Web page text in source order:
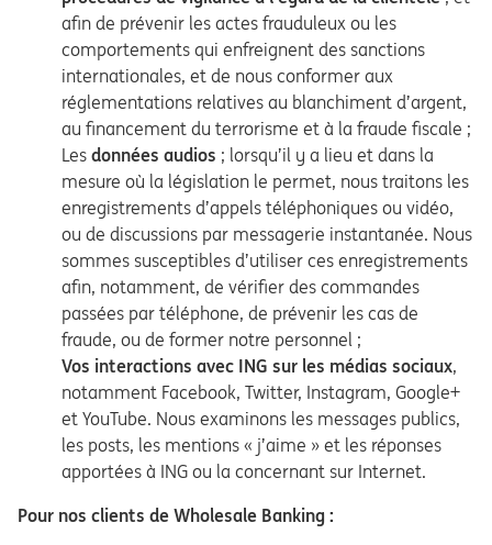
afin de prévenir les actes frauduleux ou les
comportements qui enfreignent des sanctions
internationales, et de nous conformer aux
réglementations relatives au blanchiment d’argent,
au financement du terrorisme et à la fraude fiscale ;
Les données audios ; lorsqu’il y a lieu et dans la
mesure où la législation le permet, nous traitons les
enregistrements d’appels téléphoniques ou vidéo,
ou de discussions par messagerie instantanée. Nous
sommes susceptibles d’utiliser ces enregistrements
afin, notamment, de vérifier des commandes
passées par téléphone, de prévenir les cas de
fraude, ou de former notre personnel ;
Vos interactions avec ING sur les médias sociaux,
notamment Facebook, Twitter, Instagram, Google+
et YouTube. Nous examinons les messages publics,
les posts, les mentions « j’aime » et les réponses
apportées à ING ou la concernant sur Internet.
Pour nos clients de Wholesale Banking :